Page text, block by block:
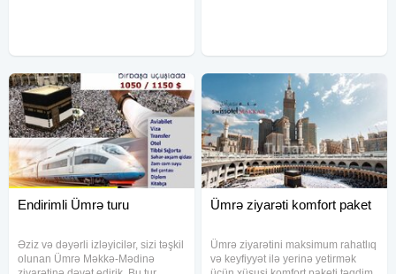
Endirimli Ümrə turu
Əziz və dəyərli izləyicilər, sizi təşkil
olunan Ümrə Məkkə-Mədinə
Ümrə ziyarəti komfort paket
Ümrə ziyarətini maksimum rahatlıq
və keyfiyyət ilə yerinə yetirmək